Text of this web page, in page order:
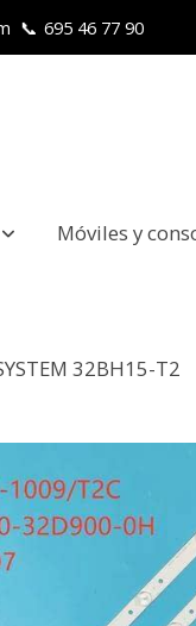
📞 695 46 77 90
Móviles y
32BH15-T2